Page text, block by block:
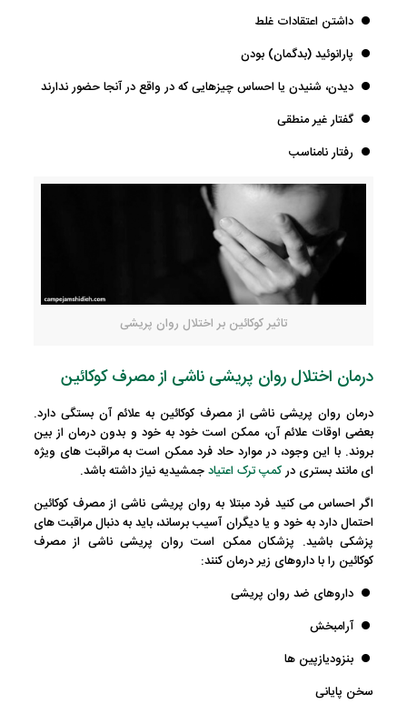
داشتن اعتقادات غلط
پارانوئید (بدگمان) بودن
دیدن، شنیدن یا احساس چیزهایی که در واقع در آنجا حضور ندارند
گفتار غیر منطقی
رفتار نامناسب
تاثیر کوکائین بر اختلال روان پریشی
درمان اختلال روان پریشی ناشی از مصرف کوکائین
درمان روان پریشی ناشی از مصرف کوکائین به علائم آن بستگی دارد.
بعضی اوقات علائم آن، ممکن است خود به خود و بدون درمان از بین
بروند. با این وجود، در موارد حاد فرد ممکن است به مراقبت های ویژه
ای مانند بستری درکمپ ترک اعتیادجمشیدیهنیاز داشته باشد.
اگر احساس می کنید فرد مبتلا به روان پریشی ناشی از مصرف کوکائین
احتمال دارد به خود و یا دیگران آسیب برساند، باید به دنبال مراقبت های
پزشکی باشید. پزشکان ممکن است روان پریشی ناشی از مصرف
کوکائین را با داروهای زیر درمان کنند:
داروهای ضد روان پریشی
آرامبخش
بنزودیازپین ها
سخن پایانی